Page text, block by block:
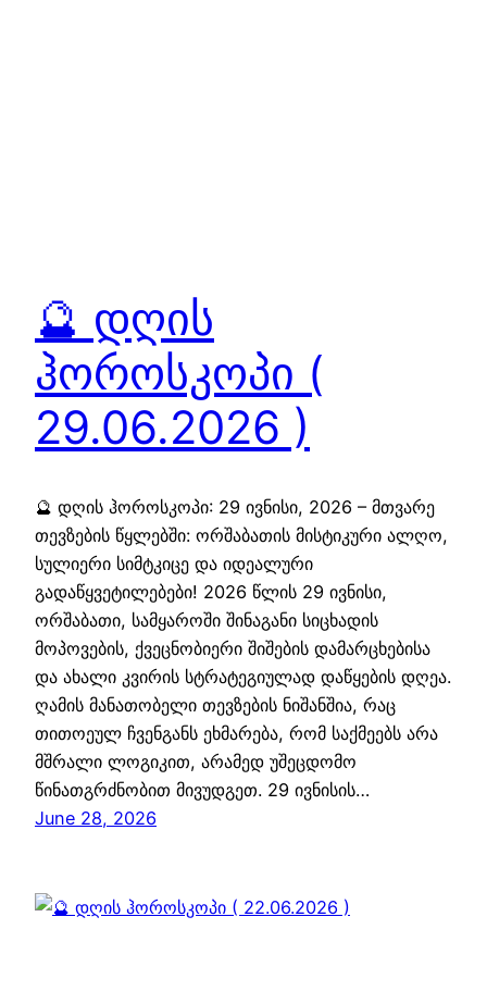
🔮 დღის
ჰოროსკოპი (
29.06.2026 )
🔮 დღის ჰოროსკოპი: 29 ივნისი, 2026 – მთვარე
თევზების წყლებში: ორშაბათის მისტიკური ალღო,
სულიერი სიმტკიცე და იდეალური
გადაწყვეტილებები! 2026 წლის 29 ივნისი,
ორშაბათი, სამყაროში შინაგანი სიცხადის
მოპოვების, ქვეცნობიერი შიშების დამარცხებისა
და ახალი კვირის სტრატეგიულად დაწყების დღეა.
ღამის მანათობელი თევზების ნიშანშია, რაც
თითოეულ ჩვენგანს ეხმარება, რომ საქმეებს არა
მშრალი ლოგიკით, არამედ უშეცდომო
წინათგრძნობით მივუდგეთ. 29 ივნისის…
June 28, 2026